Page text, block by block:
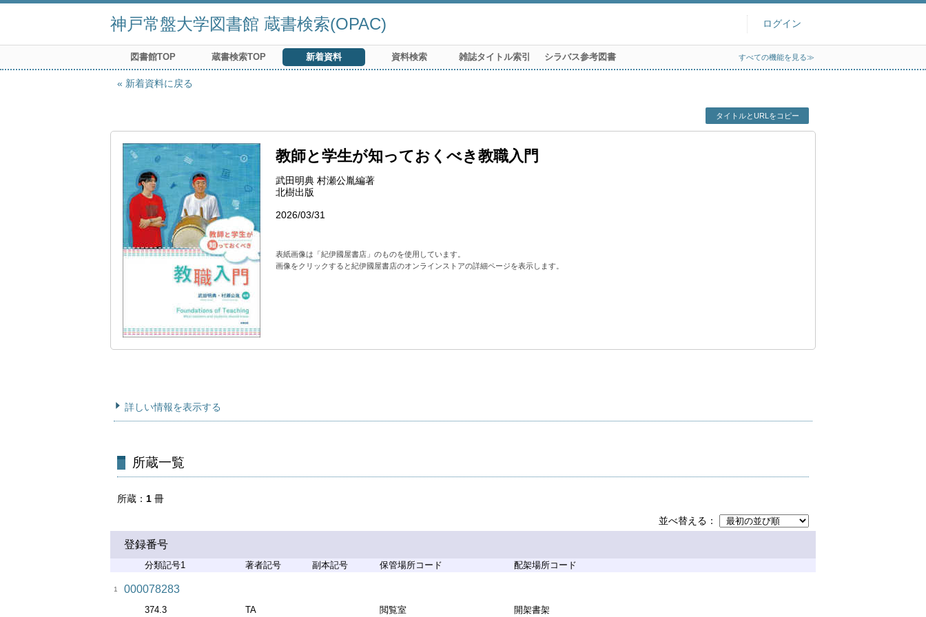
神戸常盤大学図書館 蔵書検索(OPAC) ログイン
図書館TOP 蔵書検索TOP 新着資料 資料検索 雑誌タイトル索引 シラバス参考図書 すべての機能を見る≫
新着資料に戻る
タイトルとURLをコピー
教師と学生が知っておくべき教職入門
武田明典 村瀬公胤編著
北樹出版
2026/03/31
表紙画像は「紀伊國屋書店」のものを使用しています。
画像をクリックすると紀伊國屋書店のオンラインストアの詳細ページを表示します。
詳しい情報を表示する
所蔵一覧
所蔵 1 冊
並べ替える
登録番号
分類記号1 著者記号 副本記号 保管場所コード 配架場所コード
1 000078283
374.3 TA 閲覧室 開架書架